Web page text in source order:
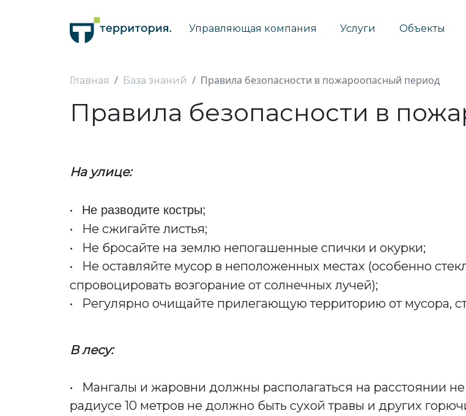
Управляющая компания Услуги Объекты
Главная База знаний Правила безопасности в пожароопасный период
Правила безопасности в
На улице:
• Не разводите костры;
• Не сжигайте листья;
• Не бросайте на землю непогашенные спички и окурки;
• Не оставляйте мусор в неположенных местах (особенно
спровоцировать возгорание от солнечных лучей);
• Регулярно очищайте прилегающую территорию от мусора,
В лесу:
• Мангалы и жаровни должны располагаться на расстоянии
радиусе 10 метров не должно быть сухой травы и других